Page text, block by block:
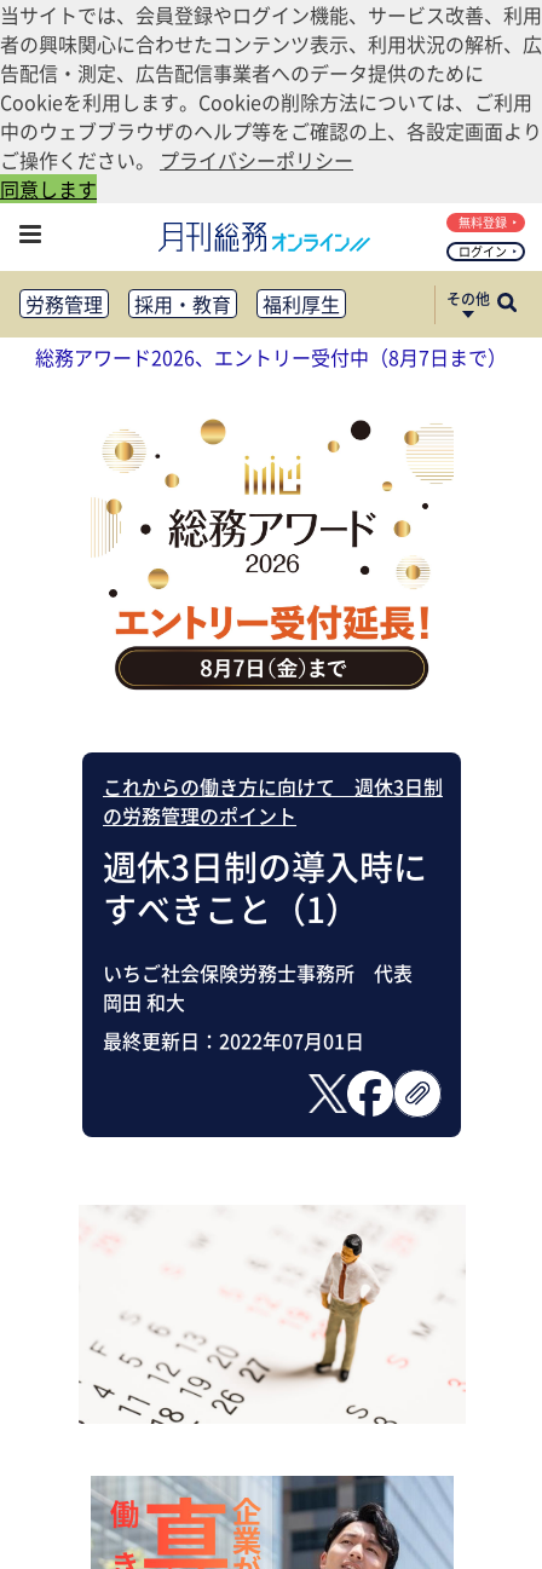
当サイトでは、会員登録やログイン機能、サービス改善、利用
者の興味関心に合わせたコンテンツ表示、利用状況の解析、広
告配信・測定、広告配信事業者へのデータ提供のために
Cookieを利用します。Cookieの削除方法については、ご利用
中のウェブブラウザのヘルプ等をご確認の上、各設定画面より
ご操作ください。 プライバシーポリシー
同意します
ログイン
無料登録
労務管理 採用・教育
福利厚生
健康経営
働き方改革
法務・コンプライアンス
リスクマネジメント・BCP
社外・社内広報
社外・社内コミュニケーション活性化
FM・オフィス移転
CSR・SDGs
テクノロジー活用・DX
助成金・補助金・コスト削減
アウトソーシング・BPO
調査・レポート
その他
総務アワード2026、エントリー受付中（8月7日まで）
これからの働き方に向けて 週休3日制
の労務管理のポイント
週休3日制の導入時に
すべきこと（1）
いちご社会保険労務士事務所 代表
岡田 和大
最終更新日： 2022年07月01日